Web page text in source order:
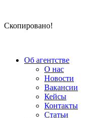
Скопировано!
Об агентстве
О нас
Новости
Вакансии
Кейсы
Контакты
Статьи